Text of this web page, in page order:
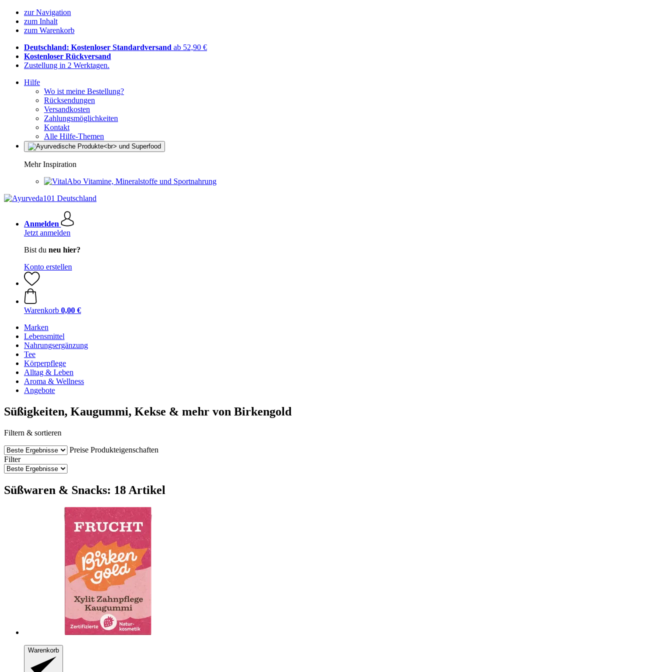
zur Navigation
zum Inhalt
zum Warenkorb
Deutschland: Kostenloser Standardversand ab 52,90 €
Kostenloser Rückversand
Zustellung in 2 Werktagen.
Hilfe
Wo ist meine Bestellung?
Rücksendungen
Versandkosten
Zahlungsmöglichkeiten
Kontakt
Alle Hilfe-Themen
Mehr Inspiration
Vitamine, Mineralstoffe und Sportnahrung
Anmelden
Jetzt anmelden
Bist du neu hier?
Konto erstellen
Warenkorb 0,00 €
Marken
Lebensmittel
Nahrungsergänzung
Tee
Körperpflege
Alltag & Leben
Aroma & Wellness
Angebote
Süßigkeiten, Kaugummi, Kekse & mehr von Birkengold
Filtern & sortieren
Preise Produkteigenschaften
Filter
Süßwaren & Snacks: 18 Artikel
Warenkorb